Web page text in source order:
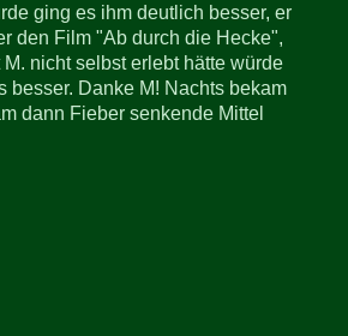
ging es ihm deutlich besser, er
den Film "Ab durch die Hecke",
nicht selbst erlebt hätte würde
besser. Danke M! Nachts bekam
dann Fieber senkende Mittel